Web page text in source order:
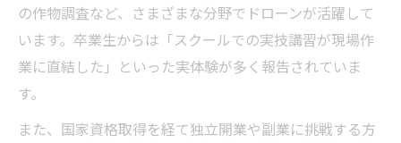
の作物調査など、さまざまな分野でドローンが活躍して
います。卒業生からは「スクールでの実技講習が現場作
業に直結した」といった実体験が多く報告されていま
す。
また、国家資格取得を経て独立開業や副業に挑戦する方